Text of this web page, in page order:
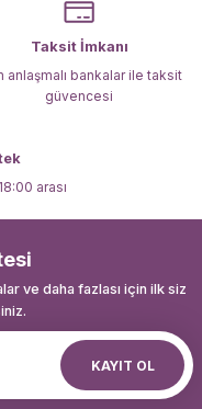
Taksit İmkanı
anlaşmalı bankalar ile taksit
güvencesi
arası
ve daha fazlası için ilk siz
KAYIT OL